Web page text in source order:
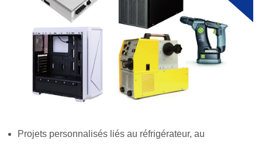
Projets personnalisés liés au réfrigérateur, au